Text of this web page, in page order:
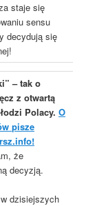
staje się
sensu
decydują się
– tak o
z otwartą
Polacy.O
pisze
że
decyzją.
dzisiejszych